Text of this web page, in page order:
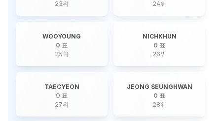
23위
24위
WOOYOUNG
0 표
25위
NICHKHUN
0 표
26위
TAECYEON
0 표
27위
JEONG SEUNGHWAN
0 표
28위